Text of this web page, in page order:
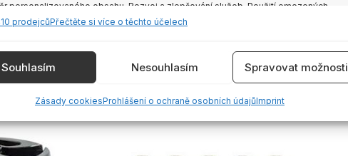
personalizovaného obsahu, Rozvoj a zlepšování služeb, Použití omezených
obsahu.
Vždy aktivní
Identifikace zařízení na základě automaticky přenášených informací.
bezpečnosti, předcházení a zjišťování podvodů a
prodejcůPřečtěte si více o těchto účelech
Souhlasím Nesouhlasím Spravovat možnosti
Zásady cookiesProhlášení o ochraně osobních údajůImprint